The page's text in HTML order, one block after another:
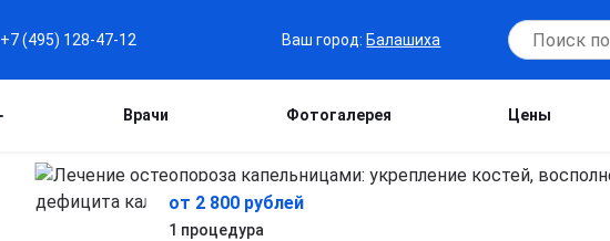
+7 (495) 128-47-12 Ваш город:Балашиха
Врачи Фотогалерея Цены
от 2 800 рублей
1 процедура